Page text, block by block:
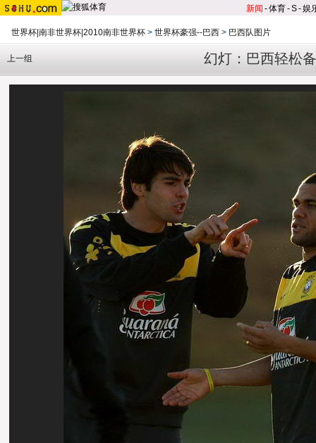
新闻 -体育-S-娱
世界杯|南非世界杯|2010南非世界杯 > 世界杯豪强--巴西 > 巴西队图片
幻灯：巴西轻松
上一组